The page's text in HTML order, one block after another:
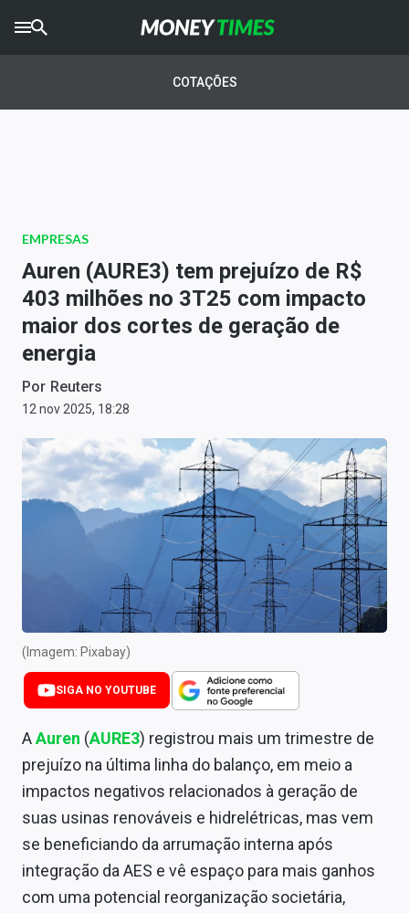
AGROTIMES
Newsletters
Money Trader
Anuncie
Últimas Notícias
Cotações
Comprar ou vender?
Carteiras Recomendadas
Central de Dividendos
Central de Fundos Imobiliários
Central dos IPOs
Renda Fixa
Finanças Pessoais
Mercados
Economia
Empresas
Brasil
COTAÇÕES
EMPRESAS
Auren (AURE3) tem prejuízo de R$
403 milhões no 3T25 com impacto
maior dos cortes de geração de
energia
Por Reuters
12 nov 2025, 18:28
(Imagem: Pixabay)
SIGA NO YOUTUBE
AAuren (AURE3) registrou mais um trimestre de
prejuízo na última linha do balanço, em meio a
impactos negativos relacionados à geração de
suas usinas renováveis e hidrelétricas, mas vem
se beneficiando da arrumação interna após
integração da AES e vê espaço para mais ganhos
com uma potencial reorganização societária,